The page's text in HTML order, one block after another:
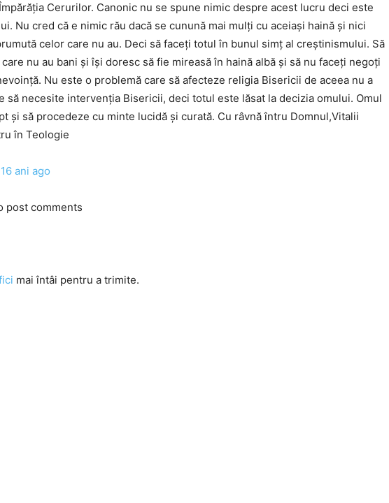
Cerurilor. Canonic nu se spune nimic despre acest lucru deci este
Nu cred că e nimic rău dacă se cunună mai mulți cu aceiași haină și nici
celor care nu au. Deci să faceți totul în bunul simț al creștinismului. Să
nu au bani și își doresc să fie mireasă în haină albă și să nu faceți negoți
Nu este o problemă care să afecteze religia Bisericii de aceea nu a
să necesite intervenția Bisericii, deci totul este lăsat la decizia omului. Omul
și să procedeze cu minte lucidă și curată. Cu râvnă întru Domnul,Vitalii
în Teologie
16 ani ago
post comments
mai întâi pentru a trimite.